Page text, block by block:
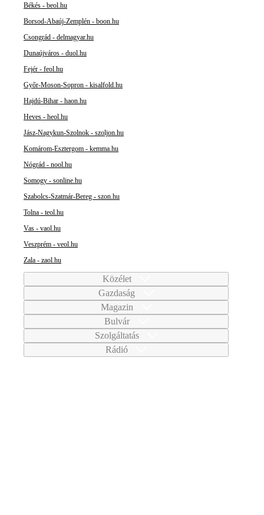
Békés - beol.hu
Borsod-Abaúj-Zemplén - boon.hu
Csongrád - delmagyar.hu
Dunaújváros - duol.hu
Fejér - feol.hu
Győr-Moson-Sopron - kisalfold.hu
Hajdú-Bihar - haon.hu
Heves - heol.hu
Jász-Nagykun-Szolnok - szoljon.hu
Komárom-Esztergom - kemma.hu
Nógrád - nool.hu
Somogy - sonline.hu
Szabolcs-Szatmár-Bereg - szon.hu
Tolna - teol.hu
Vas - vaol.hu
Veszprém - veol.hu
Zala - zaol.hu
Közélet
Gazdaság
Magazin
Bulvár
Szolgáltatás
Rádió